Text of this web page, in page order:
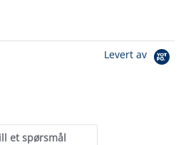
Levert av
et spørsmål